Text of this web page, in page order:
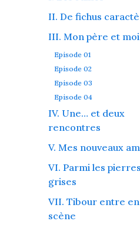
II. De fichus
III. Mon père et moi
Episode 01
Episode 02
Episode 03
Episode 04
IV. Une… et deux
rencontres
V. Mes nouveaux
VI. Parmi les pierres
grises
VII. Tibour entre en
scène